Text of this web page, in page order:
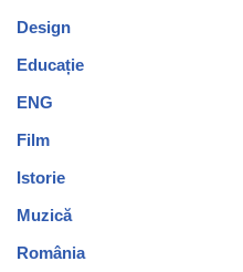
Design
Educație
ENG
Film
Istorie
Muzică
România